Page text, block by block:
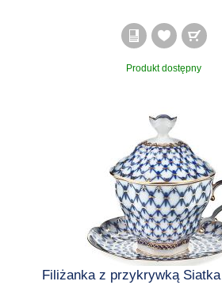
Produkt dostępny
Filiżanka z przykrywką